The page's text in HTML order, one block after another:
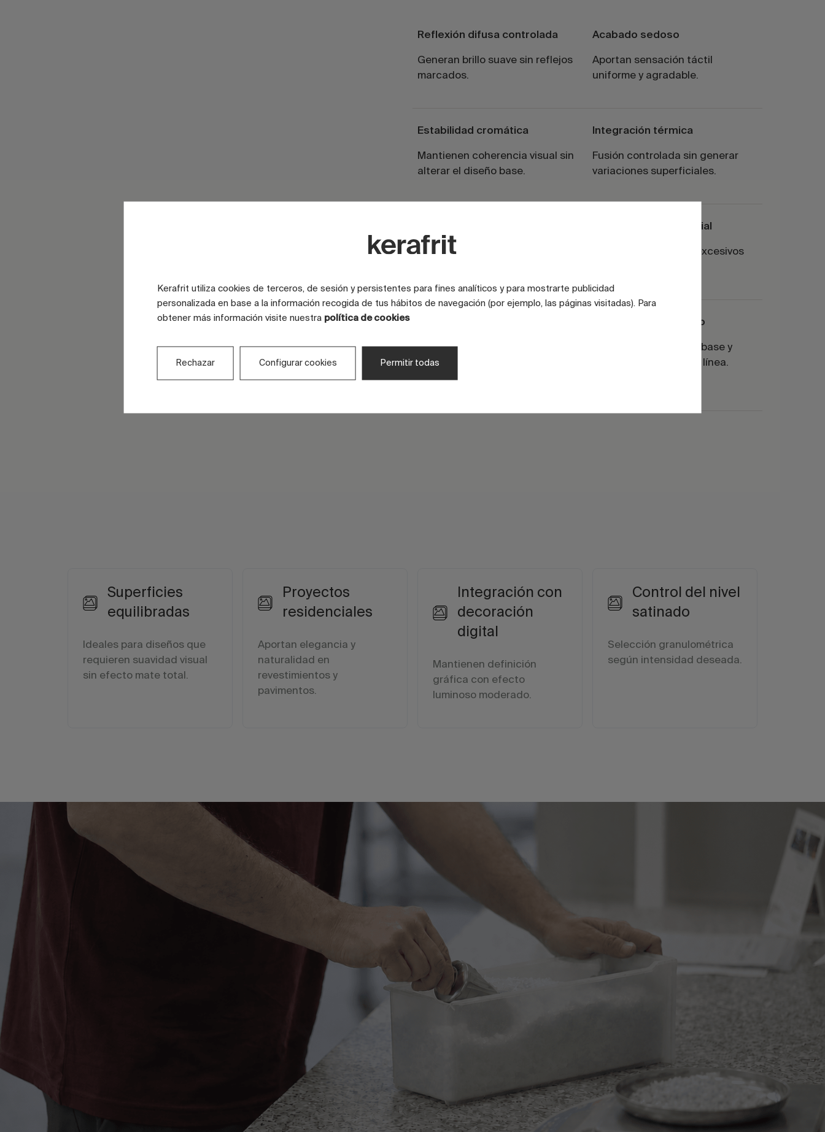
Reflexión difusa controlada
Generan brillo suave sin reflejos
marcados.
Acabado sedoso
Aportan sensación táctil
uniforme y agradable.
Estabilidad cromática
Mantienen coherencia visual sin
alterar el diseño base.
Integración térmica
Fusión controlada sin generar
variaciones superficiales.
Posicionadas entre acabados
Uniformidad superficial
Reducen contrastes excesivos
Compatibles con aplicación en
seco o mediante vehículo
técnico.
Adaptación a proceso
Ajuste según esmalte base y
condiciones reales de línea.
Superficies
equilibradas
Ideales para diseños que
requieren suavidad visual
sin efecto mate total.
Proyectos
residenciales
Aportan elegancia y
naturalidad en
revestimientos y
pavimentos.
Integración con
decoración
digital
Mantienen definición
gráfica con efecto
luminoso moderado.
Control del nivel
satinado
Selección granulométrica
según intensidad deseada.
Kerafrit utiliza cookies de terceros, de sesión y persistentes para fines analíticos y para mostrarte publicidad
personalizada en base a la información recogida de tus hábitos de navegación (por ejemplo, las páginas visitadas). Para
obtener más información visite nuestra política de cookies
Rechazar Configurar cookies Permitir todas